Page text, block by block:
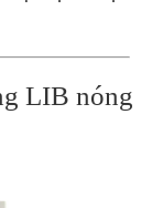
LIB nóng